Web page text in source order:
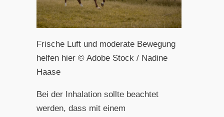
Frische Luft und moderate Bewegung
helfen hier © Adobe Stock / Nadine
Haase
Bei der Inhalation sollte beachtet
werden, dass mit einem